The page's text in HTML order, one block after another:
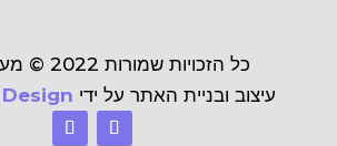
כל הזכויות שמורות 2022 ©
עיצוב ובניית האתר על ידי